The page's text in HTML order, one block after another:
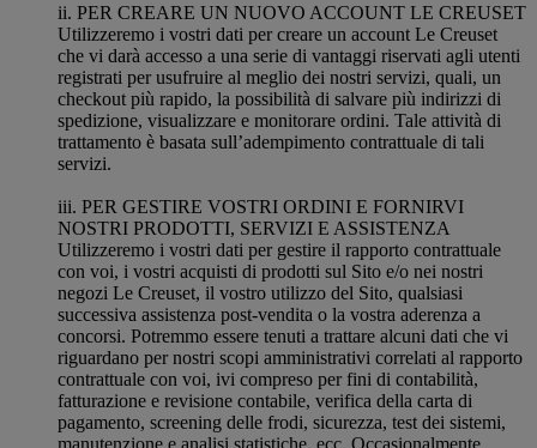
ii. PER CREARE UN NUOVO ACCOUNT LE CREUSET
Utilizzeremo i vostri dati per creare un account Le Creuset
che vi darà accesso a una serie di vantaggi riservati agli utenti
registrati per usufruire al meglio dei nostri servizi, quali, un
checkout più rapido, la possibilità di salvare più indirizzi di
spedizione, visualizzare e monitorare ordini. Tale attività di
trattamento è basata sull’adempimento contrattuale di tali
servizi.
iii. PER GESTIRE VOSTRI ORDINI E FORNIRVI
NOSTRI PRODOTTI, SERVIZI E ASSISTENZA
Utilizzeremo i vostri dati per gestire il rapporto contrattuale
con voi, i vostri acquisti di prodotti sul Sito e/o nei nostri
negozi Le Creuset, il vostro utilizzo del Sito, qualsiasi
successiva assistenza post-vendita o la vostra aderenza a
concorsi. Potremmo essere tenuti a trattare alcuni dati che vi
riguardano per nostri scopi amministrativi correlati al rapporto
contrattuale con voi, ivi compreso per fini di contabilità,
fatturazione e revisione contabile, verifica della carta di
pagamento, screening delle frodi, sicurezza, test dei sistemi,
manutenzione e analisi statistiche, ecc. Occasionalmente